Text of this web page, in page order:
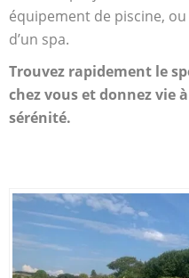
équipement de piscine,
d’un spa.
Trouvez rapidement le
chez vous et donnez vie
sérénité.